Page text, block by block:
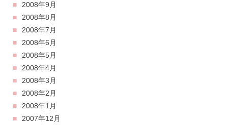
2008年9月
2008年8月
2008年7月
2008年6月
2008年5月
2008年4月
2008年3月
2008年2月
2008年1月
2007年12月